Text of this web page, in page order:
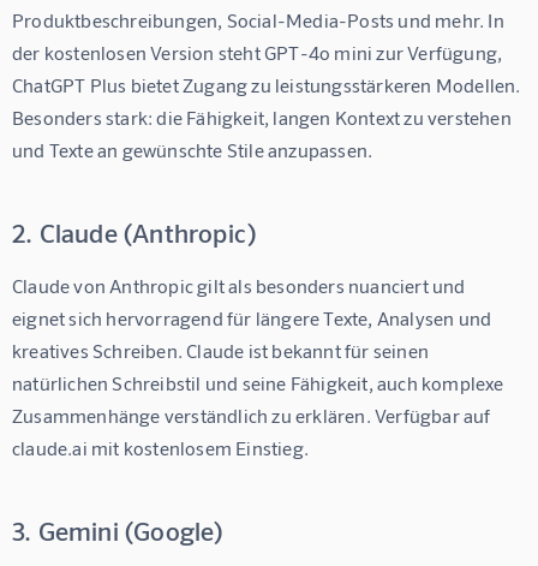
Produktbeschreibungen, Social-Media-Posts und mehr. In
der kostenlosen Version steht GPT-4o mini zur Verfügung,
ChatGPT Plus bietet Zugang zu leistungsstärkeren Modellen.
Besonders stark: die Fähigkeit, langen Kontext zu verstehen
und Texte an gewünschte Stile anzupassen.
2. Claude (Anthropic)
Claude von Anthropic gilt als besonders nuanciert und
eignet sich hervorragend für längere Texte, Analysen und
kreatives Schreiben. Claude ist bekannt für seinen
natürlichen Schreibstil und seine Fähigkeit, auch komplexe
Zusammenhänge verständlich zu erklären. Verfügbar auf
claude.ai mit kostenlosem Einstieg.
3. Gemini (Google)